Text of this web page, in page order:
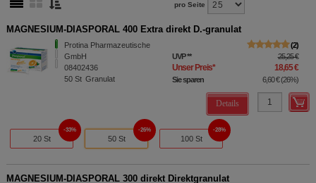
pro Seite
MAGNESIUM-DIASPORAL 400 Extra direkt D.-granulat
Protina Pharmazeutische
GmbH
08402436
50 St Granulat
2
UVP** 25,25 €
Unser Preis* 18,65 €
Sie sparen 6,60 €(26%)
Details
20 St
33%
50 St
26%
100 St
28%
MAGNESIUM-DIASPORAL 300 direkt Direktgranulat